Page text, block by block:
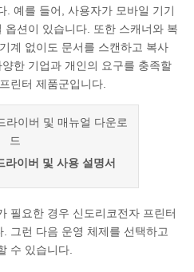
. 예를 들어, 사용자가 모바일 기기
션이 있습니다. 또한 스캐너와 복
계 없이도 문서를 스캔하고 복사
한 기업과 개인의 요구를 충족할
린터 제품군입니다.
라이버 및 사용 설명서
필요한 경우 신도리코전자 프린터
그런 다음 운영 체제를 선택하고
수 있습니다.